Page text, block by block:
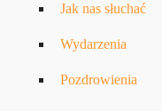
Jak nas słuchać
Wydarzenia
Pozdrowienia